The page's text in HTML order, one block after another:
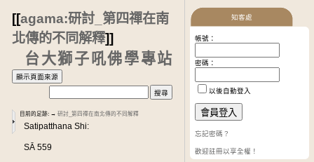
[[agama:研討_第四禪在南
北傳的不同解釋]]
台大獅子吼佛學專站
目前的足跡: → 研討_第四禪在南北傳的不同解釋
Satipatthana Shi:
SĀ 559
知客處
帳號：
密碼：
以後自動登入
忘記密碼？
歡迎註冊以享全權！